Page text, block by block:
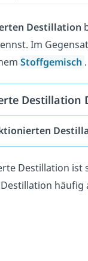
Destillation
Im
Stoffgemisch .
Destillation
Destillation ist
häufig